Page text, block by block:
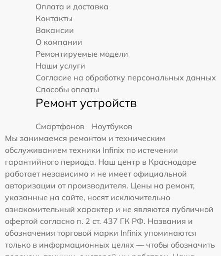
Оплата и доставка
Контакты
Вакансии
О компании
Ремонтируемые модели
Наши услуги
Согласие на обработку персональных данных
Способы оплаты
Ремонт устройств
Смартфонов
Ноутбуков
Мы занимаемся ремонтом и техническим
обслуживанием техники Infinix по истечении
гарантийного периода. Наш центр в Краснодаре
работает независимо и не имеет официальной
авторизации от производителя. Цены на ремонт,
указанные на сайте, носят исключительно
ознакомительный характер и не являются публичной
офертой согласно п. 2 ст. 437 ГК РФ. Названия и
обозначения торговой марки Infinix упоминаются
только в информационных целях — чтобы обозначить